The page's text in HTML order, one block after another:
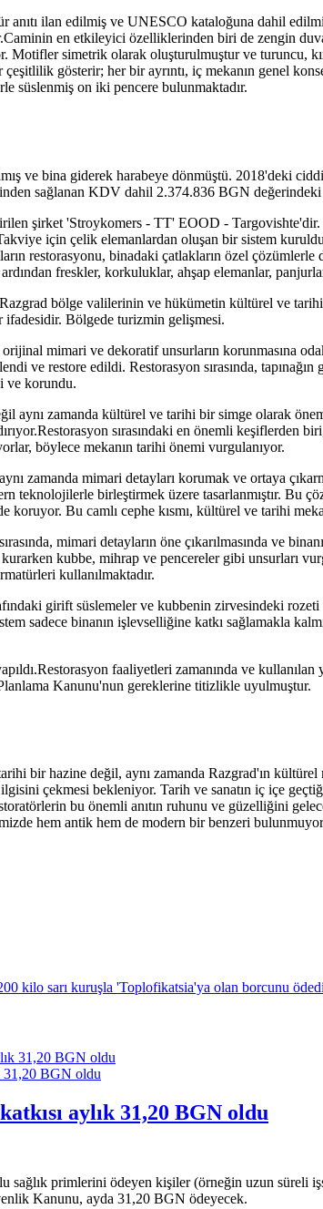
anıtı ilan edilmiş ve UNESCO kataloğuna dahil
en etkileyici özelliklerinden biri de zengin
Motifler simetrik olarak oluşturulmuştur ve turuncu,
gösterir; her bir ayrıntı, iç mekanın genel
süslenmiş on iki pencere bulunmaktadır.
ve bina giderek harabeye dönmüştü. 2018'deki
sağlanan KDV dahil 2.374.836 BGN
şirket 'Stroykomers - TT' EOOD - Targovishte'dir.
için çelik elemanlardan oluşan bir sistem
restorasyonu, binadaki çatlakların özel
ardından freskler, korkuluklar, ahşap elemanlar,
bölge valilerinin ve hükümetin kültürel ve
ifadesidir. Bölgede turizmin gelişmesi.
mimari ve dekoratif unsurların korunmasına
ve restore edildi. Restorasyon sırasında,
ve korundu.
aynı zamanda kültürel ve tarihi bir simge olarak
sırasındaki en önemli keşiflerden
böylece mekanın tarihi önemi vurgulanıyor.
zamanda mimari detayları korumak ve ortaya
birleştirmek üzere tasarlanmıştır. Bu
koruyor. Bu camlı cephe kısmı, kültürel ve tarihi
mimari detayların öne çıkarılmasında ve
kubbe, mihrap ve pencereler gibi unsurları
kullanılmaktadır.
girift süslemeler ve kubbenin zirvesindeki
sadece binanın işlevselliğine katkı sağlamakla
faaliyetleri zamanında ve
Kanunu'nun gereklerine titizlikle uyulmuştur.
bir hazine değil, aynı zamanda Razgrad'ın
çekmesi bekleniyor. Tarih ve sanatın iç içe
bu önemli anıtın ruhunu ve güzelliğini
hem antik hem de modern bir benzeri
kilo sarı kuruşla 'Toplofikatsia'ya olan borcunu ödedi
31,20 BGN oldu
aylık 31,20 BGN oldu
sağlık primlerini ödeyen kişiler (örneğin uzun süreli
Kanunu, ayda 31,20 BGN ödeyecek.